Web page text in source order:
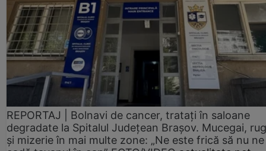
REPORTAJ | Bolnavi de cancer, tratați în saloane
degradate la Spitalul Județean Brașov. Mucegai,
și mizerie în mai multe zone: „Ne este frică să nu ne